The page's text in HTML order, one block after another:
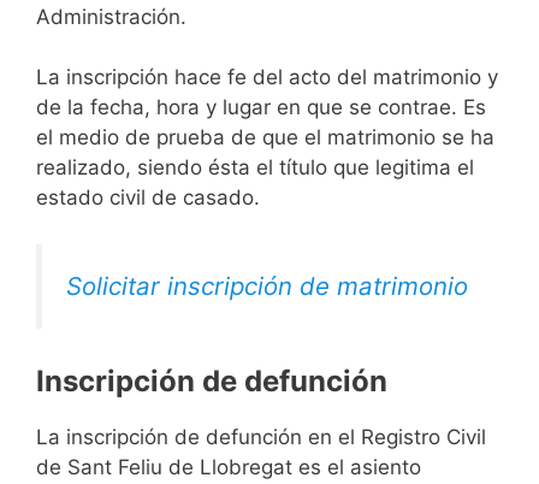
Administración.
La inscripción hace fe del acto del matrimonio y
de la fecha, hora y lugar en que se contrae. Es
el medio de prueba de que el matrimonio se ha
realizado, siendo ésta el título que legitima el
estado civil de casado.
Solicitar inscripción de matrimonio
Inscripción de defunción
La inscripción de defunción en el Registro Civil
de Sant Feliu de Llobregat es el asiento